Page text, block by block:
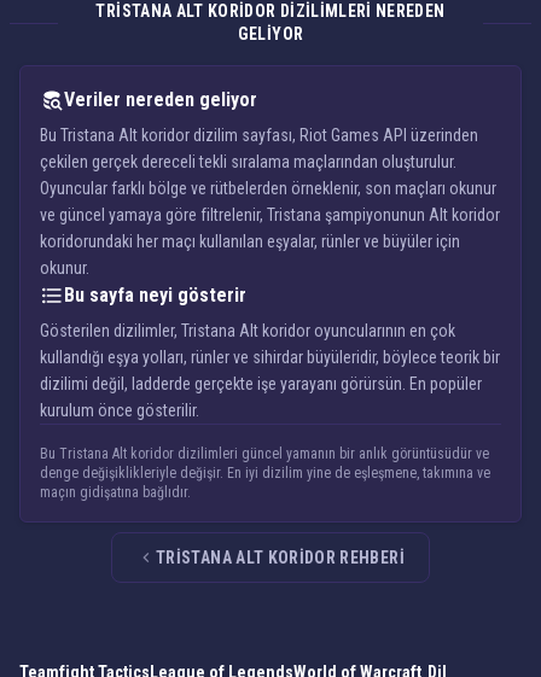
TRISTANA ALT KORIDOR DIZILIMLERI NEREDEN
GELIYOR
Veriler nereden geliyor
Bu Tristana Alt koridor dizilim sayfası, Riot Games API üzerinden
çekilen gerçek dereceli tekli sıralama maçlarından oluşturulur.
Oyuncular farklı bölge ve rütbelerden örneklenir, son maçları okunur
ve güncel yamaya göre filtrelenir, Tristana şampiyonunun Alt koridor
koridorundaki her maçı kullanılan eşyalar, rünler ve büyüler için
okunur.
Bu sayfa neyi gösterir
Gösterilen dizilimler, Tristana Alt koridor oyuncularının en çok
kullandığı eşya yolları, rünler ve sihirdar büyüleridir, böylece teorik bir
dizilimi değil, ladderde gerçekte işe yarayanı görürsün. En popüler
kurulum önce gösterilir.
Bu Tristana Alt koridor dizilimleri güncel yamanın bir anlık görüntüsüdür ve
denge değişiklikleriyle değişir. En iyi dizilim yine de eşleşmene, takımına ve
maçın gidişatına bağlıdır.
TRISTANA ALT KORIDOR REHBERI
Teamfight Tactics League of LegendsWorld of Warcraft Dil